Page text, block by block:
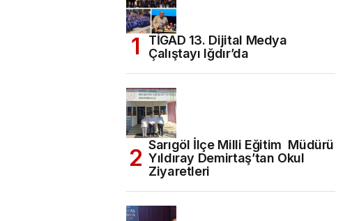
TİGAD 13. Dijital Medya
Çalıştayı Iğdır’da
Sarıgöl İlçe Milli Eğitim Müdürü
Yıldıray Demirtaş’tan Okul
Ziyaretleri